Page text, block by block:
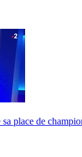
place de